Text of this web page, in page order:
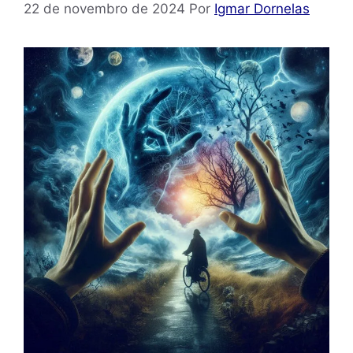
22 de novembro de 2024 Por Igmar Dornelas